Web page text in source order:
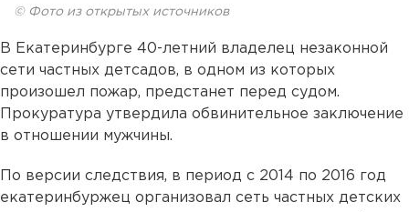
© Фото из открытых источников
В Екатеринбурге 40-летний владелец незаконной
сети частных детсадов, в одном из которых
произошел пожар, предстанет перед судом.
Прокуратура утвердила обвинительное заключение
в отношении мужчины.
По версии следствия, в период с 2014 по 2016 год
екатеринбуржец организовал сеть частных детских